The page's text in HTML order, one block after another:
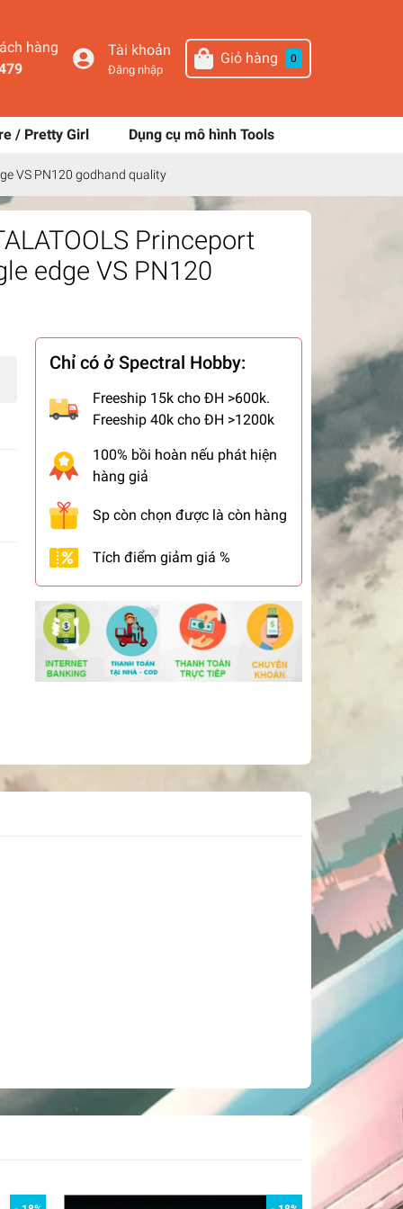
hàng
Tài khoản
Đăng nhập
Giỏ hàng 0
/ Pretty Girl Dụng cụ mô hình Tools
VS PN120 godhand quality
Princeport
edge VS PN120
Chỉ có ở Spectral Hobby:
Freeship 15k cho ĐH >600k.
Freeship 40k cho ĐH >1200k
100% bồi hoàn nếu phát hiện
hàng giả
Sp còn chọn được là còn hàng
Tích điểm giảm giá %